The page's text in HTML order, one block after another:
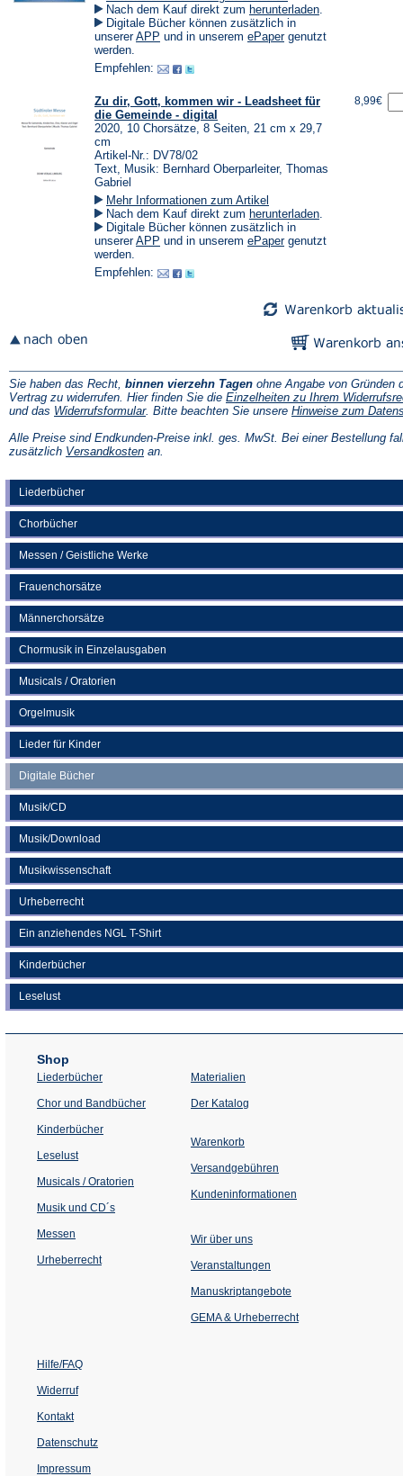
Liederbücher
Chorbücher
Messen / Geistliche Werke
Frauenchorsätze
Männerchorsätze
Chormusik in Einzelausgaben
Musicals / Oratorien
Orgelmusik
Lieder für Kinder
Digitale Bücher
Musik/CD
Musik/Download
Musikwissenschaft
Urheberrecht
Ein anziehendes NGL T-Shirt
Kinderbücher
Leselust
Nach dem Kauf direkt zum herunterladen(Öffnet
einem
.
Digitale Bücher können zusätzlich in
unsererAPP (Öffnet
neuen
und in unserem ePaper(Öffnet
genutzt
werden.
Empfehlen:
Zu dir, Gott, kommen wir - Leadsheet für
die Gemeinde - digital
2020, 10 Chorsätze, 8 Seiten, 21 cm x 29,7
cm
Artikel-Nr.: DV78/02
Text, Musik: Bernhard Oberparleiter, Thomas
Gabriel
Mehr Informationen zum Artikel
Nach dem Kauf direkt zum herunterladen(Öffnet
einem
.
Digitale Bücher können zusätzlich in
unsererAPP (Öffnet
neuen
und in unserem ePaper(Öffnet
genutzt
werden.
Empfehlen:
8,99€
Sie haben das Recht, binnen vierzehn Tagen ohne Angabe von Gründen
Vertrag zu widerrufen. Hier finden Sie die Einzelheiten zu Ihrem
und das Widerrufsformular(Öffnet
einem
neuen
. Bitte beachten Sie unsere Hinweise zum
Alle Preise sind Endkunden-Preise inkl. ges. MwSt. Bei einer Bestellung
zusätzlich Versandkosten(Öffnet
an.
Shop
Liederbücher
Chor und Bandbücher
Kinderbücher
Leselust
Musicals / Oratorien
Musik und CD´s
Messen
Urheberrecht
Materialien
Der Katalog
Warenkorb
Versandgebühren
Kundeninformationen
Wir über uns
Veranstaltungen
einem
Tab)
Manuskriptangebote
GEMA & Urheberrecht
Hilfe/FAQ
Widerruf
Kontakt
Datenschutz
Impressum